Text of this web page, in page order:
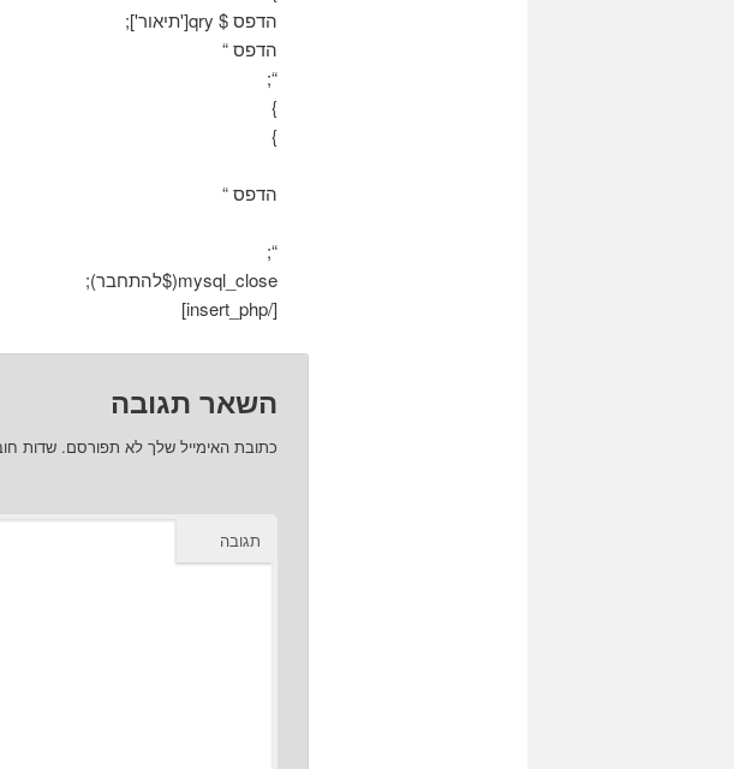
הדפס $ qry['תיאור'];
הדפס “
“;
}
}
הדפס “
“;
mysql_close($להתחבר);
[/insert_php]
השאר תגובה
כתובת האימייל שלך לא תפורסם. שדות
תגובה